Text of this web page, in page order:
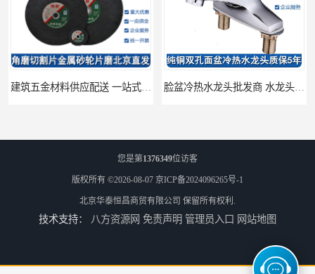
厨房冷热水龙头批发 三孔面盆通用中珠 24小时内送达 浴室冷热水龙头芯 三孔面盆通用中珠 24小时内送达
您是第1376349位访客
版权所有 ©2026-08-07 京ICP备2024096265号-1
北京华泰恒昌商贸有限公司 保留所有权利.
技术支持： 八方资源网 免责声明 管理员入口 网站地图